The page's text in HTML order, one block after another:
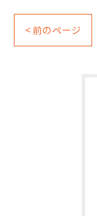
< 前のページ